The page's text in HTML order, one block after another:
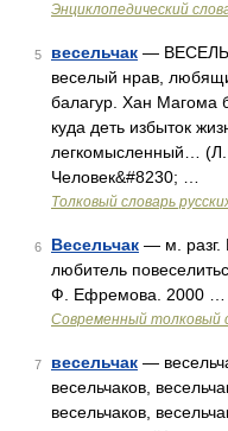
Энциклопедический
5 весельчак —
веселый нрав,
балагур. Хан Магома
куда деть избыток
легкомысленный…
Человек&#8230; …
Толковый словарь
6 Весельчак — м. разг.
любитель
Ф. Ефремова. 2000 …
Современный толковый
7 весельчак —
весельчаков,
весельчаков,